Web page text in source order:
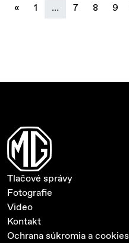
« previous
1 … 7 8 9
Tlačové správy
Fotografie
Video
Kontakt
Ochrana súkromia a cookies